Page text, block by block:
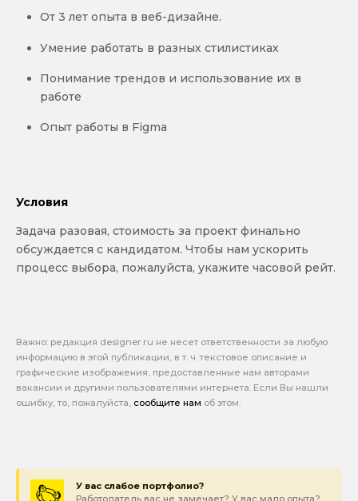
От 3 лет опыта в веб-дизайне.
Умение работать в разных стилистиках
Понимание трендов и использование их в
работе
Опыт работы в Figma
Условия
Задача разовая, стоимость за проект финально
обсуждается с кандидатом. Чтобы нам ускорить
процесс выбора, пожалуйста, укажите часовой рейт.
Важно: pедакция designer.ru не несет ответственности за любую
информацию в этой публикации, в т. ч. текстовое описание и
графические изображения, предоставленные нам авторами
вакансии и другими пользователями интернета. Если Вы нашли
ошибку, то, пожалуйста, сообщите нам об этом.
У вас слабое портфолио?